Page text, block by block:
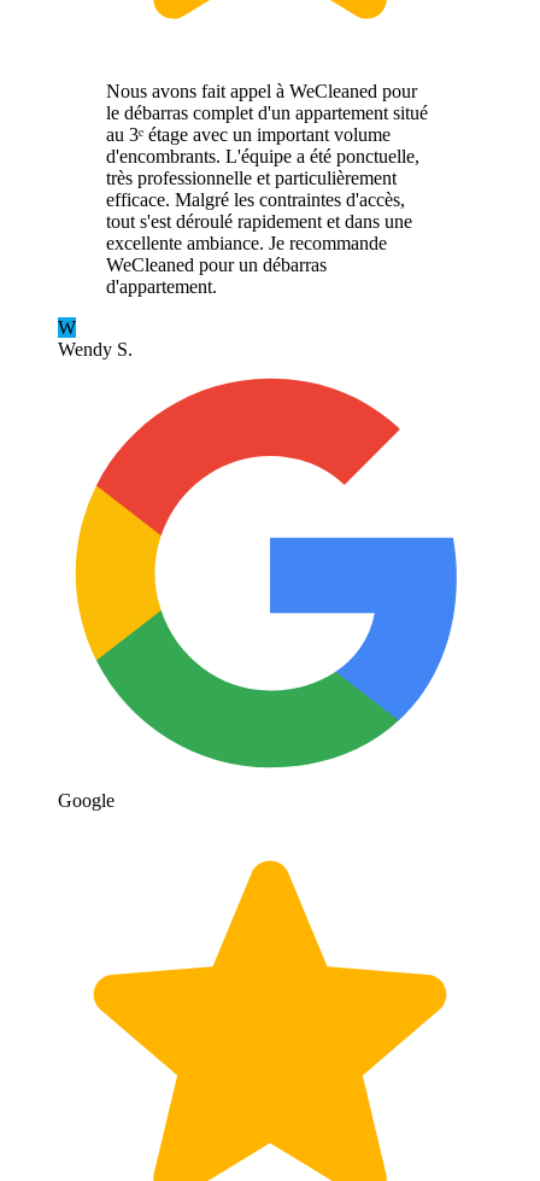
Nous avons fait appel à WeCleaned pour
le débarras complet d'un appartement situé
au 3ᵉ étage avec un important volume
d'encombrants. L'équipe a été ponctuelle,
très professionnelle et particulièrement
efficace. Malgré les contraintes d'accès,
tout s'est déroulé rapidement et dans une
excellente ambiance. Je recommande
WeCleaned pour un débarras
d'appartement.
W
Wendy S.
Google